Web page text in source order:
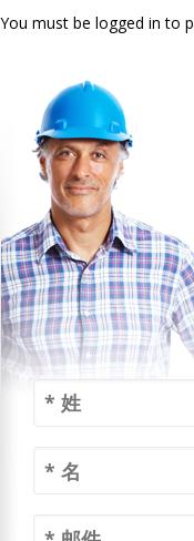
You must be logged in to